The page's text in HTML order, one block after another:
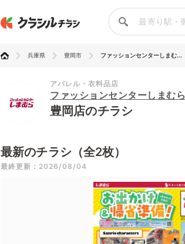
兵庫県 豊岡市 ファッションセンターしまむ...
アパレル・衣料品店
ファッションセンターしまむら
豊岡店のチラシ
最新のチラシ（全2枚）
最終更新：2026/08/04